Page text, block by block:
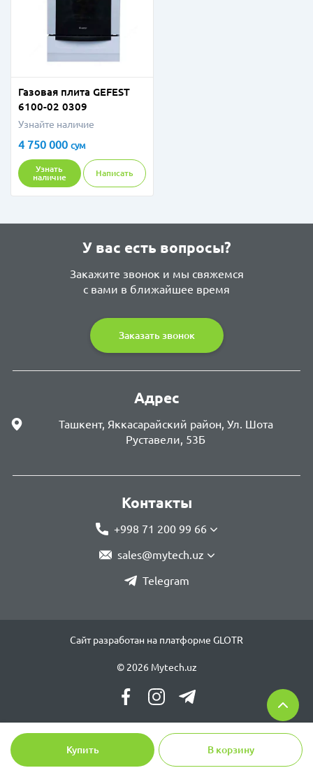
Купить В корзину
Газовая плита GEFEST
6100-02 0309
Узнайте наличие
4 750 000 сум
Узнать
наличие
Написать
У вас есть вопросы?
Закажите звонок и мы свяжемся
с вами в ближайшее время
Заказать звонок
Адрес
Ташкент, Яккасарайский район, Ул. Шота
Руставели, 53Б
Контакты
+998 71 200 99 66
sales@mytech.uz
Telegram
Сайт разработан на платформе GLOTR
© 2026 Mytech.uz